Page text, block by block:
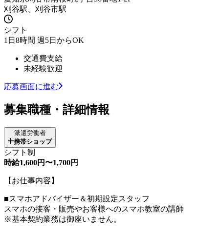
刈谷駅、刈谷市駅
シフト
1日8時間 週5日からOK
交通費支給
未経験歓迎
応募画面に進む
募集職種・詳細情報
派遣労働者
携帯ショップ
シフト制
時給1,600円〜1,700円
【お仕事内容】
■スマホアドバイザー＆初期設定スタッフ
スマホの接客・販売やお客様へのスマホ教室の講師
※基本契約業務は御座いません。